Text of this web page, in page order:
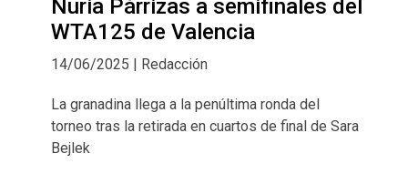
Nuria Párrizas a semifinales del
WTA125 de Valencia
14/06/2025 | Redacción
La granadina llega a la penúltima ronda del
torneo tras la retirada en cuartos de final de Sara
Bejlek